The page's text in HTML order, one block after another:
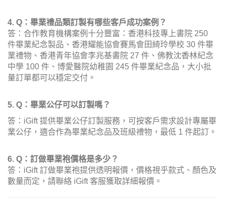
4. Q：畢業禮品類訂製有哪些客戶成功案例？
答：合作教育機構案例十分豐富：香港科技專上書院 250
件畢業紀念製品、香港耀能協會賽馬會田綺玲學校 30 件畢
業禮物、香港青年協會李兆基書院 27 件、佛教沈香林紀念
中學 100 件、博愛醫院幼稚園 245 件畢業紀念品，大小批
量訂單都可以穩定交付。
5. Q：畢業公仔可以訂製嗎？
答：iGift 提供畢業公仔訂製服務，可按客戶需求設計專屬畢
業公仔，適合作為畢業紀念品及班級禮物，最低 1 件起訂。
6. Q：訂做畢業袍價格是多少？
答：iGift 訂做畢業袍提供透明報價，價格視乎款式、顏色及
數量而定，請聯絡 iGift 客服獲取詳細報價。